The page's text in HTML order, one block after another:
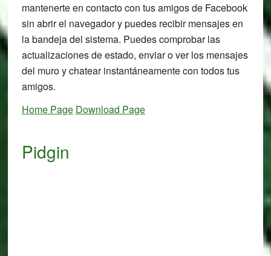
mantenerte en contacto con tus amigos de Facebook
sin abrir el navegador y puedes recibir mensajes en
la bandeja del sistema. Puedes comprobar las
actualizaciones de estado, enviar o ver los mensajes
del muro y chatear instantáneamente con todos tus
amigos.
Home Page Download Page
Pidgin